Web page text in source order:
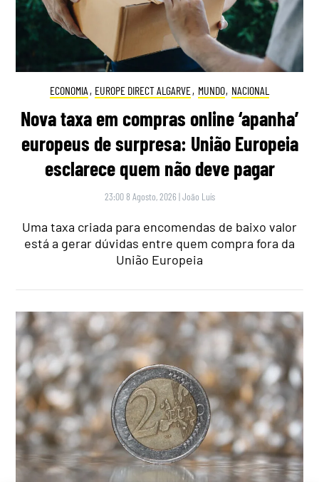
ECONOMIA , EUROPE DIRECT ALGARVE, MUNDO, NACIONAL
Nova taxa em compras online ‘apanha’
europeus de surpresa: União Europeia
esclarece quem não deve pagar
23:00 8 Agosto, 2026 |João Luís
Uma taxa criada para encomendas de baixo valor
está a gerar dúvidas entre quem compra fora da
União Europeia